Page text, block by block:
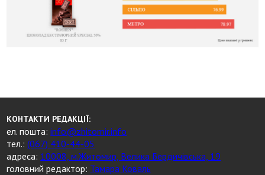
КОНТАКТИ РЕДАКЦІЇ:
ел. пошта:info@zhitomir.info
тел.:(067) 410-44-05
адреса: 10008, м.Житомир, Велика Бердичівська, 19
головний редактор: Тамара Коваль